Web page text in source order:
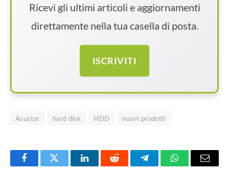
Ricevi gli ultimi articoli e aggiornamenti
direttamente nella tua casella di posta.
ISCRIVITI
Asustor hard disk HDD nuovi prodotti
FacebookTwitter LinkedInReddit TelegramWhatsAppEmail